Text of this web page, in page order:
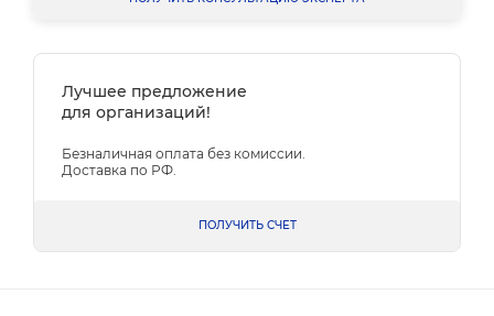
Лучшее предложение
для организаций!
Безналичная оплата без комиссии.
Доставка по РФ.
ПОЛУЧИТЬ СЧЕТ